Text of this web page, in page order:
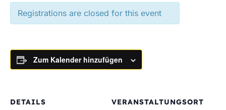
Registrations are closed for this event
Zum Kalender hinzufügen
DETAILS VERANSTALTUNGSORT